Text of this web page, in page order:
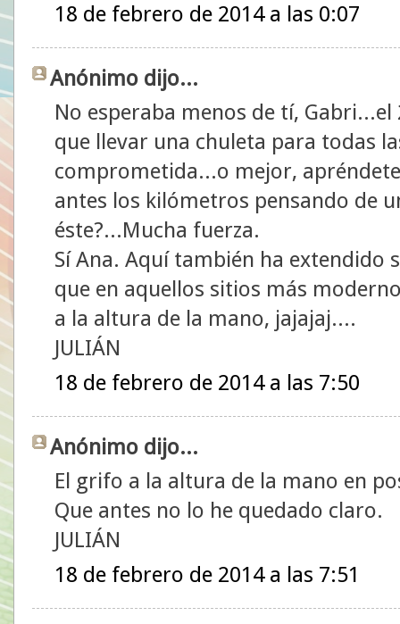
18 de febrero de 2014 a las 0:07
Anónimo dijo...
No esperaba menos de tí,
que llevar una chuleta para todas
comprometida...o mejor,
antes los kilómetros pensando de
éste?...Mucha fuerza.
Sí Ana. Aquí también ha extendido
que en aquellos sitios más
a la altura de la mano, jajajaj....
JULIÁN
18 de febrero de 2014 a las 7:50
Anónimo dijo...
El grifo a la altura de la mano en
Que antes no lo he quedado claro.
JULIÁN
18 de febrero de 2014 a las 7:51